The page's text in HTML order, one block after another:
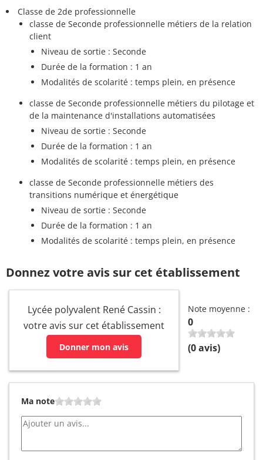
Classe de 2de professionnelle
classe de Seconde professionnelle métiers de la relation
client
Niveau de sortie : Seconde
Durée de la formation : 1 an
Modalités de scolarité : temps plein, en présence
classe de Seconde professionnelle métiers du pilotage et
de la maintenance d'installations automatisées
Niveau de sortie : Seconde
Durée de la formation : 1 an
Modalités de scolarité : temps plein, en présence
classe de Seconde professionnelle métiers des
transitions numérique et énergétique
Niveau de sortie : Seconde
Durée de la formation : 1 an
Modalités de scolarité : temps plein, en présence
Donnez votre avis sur cet établissement
Lycée polyvalent René Cassin :
votre avis sur cet établissement
Donner mon avis
Note moyenne :
0
(0avis)
Ma note